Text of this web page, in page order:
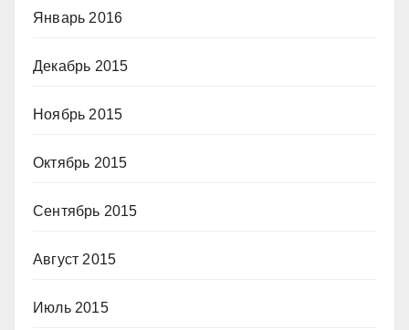
Январь 2016
Декабрь 2015
Ноябрь 2015
Октябрь 2015
Сентябрь 2015
Август 2015
Июль 2015